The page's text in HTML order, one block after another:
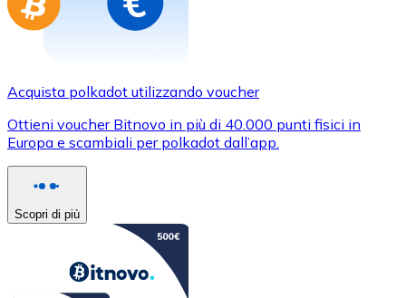
Acquista polkadot utilizzando voucher
Ottieni voucher Bitnovo in più di 40.000 punti fisici in
Europa e scambiali per polkadot dall’app.
Scopri di più